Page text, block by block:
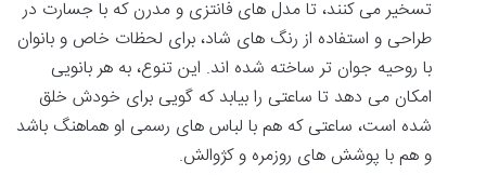
تسخیر می کنند، تا مدل های فانتزی و مدرن که با جسارت در
طراحی و استفاده از رنگ های شاد، برای لحظات خاص و بانوان
با روحیه جوان تر ساخته شده اند. این تنوع، به هر بانویی
امکان می دهد تا ساعتی را بیابد که گویی برای خودش خلق
شده است، ساعتی که هم با لباس های رسمی او هماهنگ باشد
و هم با پوشش های روزمره و کژوالش.